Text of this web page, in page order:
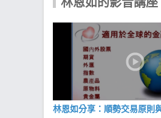
林恩如分享：順勢交易原則